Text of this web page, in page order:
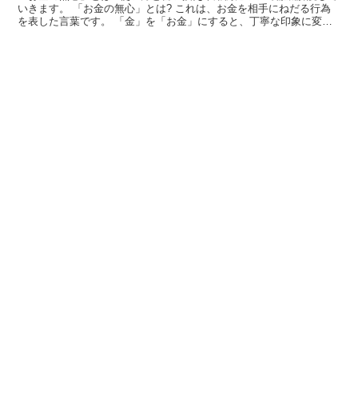
いきます。 「お金の無心」とは? これは、お金を相手にねだる行為
を表した言葉です。 「金」を「お金」にすると、丁寧な印象に変化